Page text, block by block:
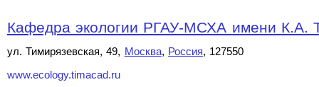
Кафедра экологии РГАУ-МСХА имени К.А.
ул. Тимирязевская, 49, Москва, Россия, 127550
www.ecology.timacad.ru